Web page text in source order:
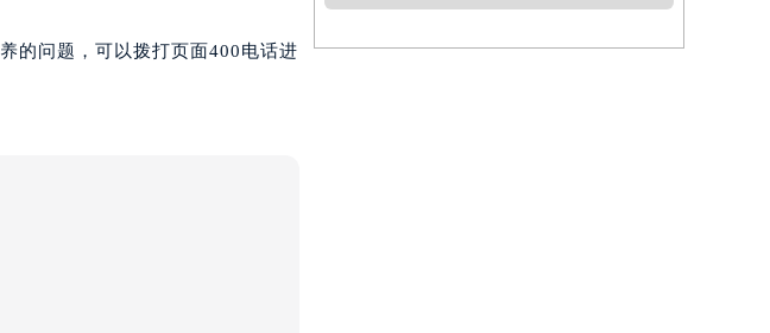
的问题，可以拨打页面400电话进